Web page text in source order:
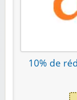
10% de